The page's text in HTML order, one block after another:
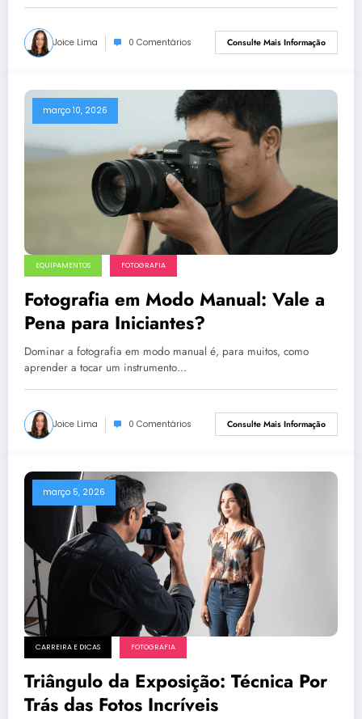
Joice Lima 0 Comentários Consulte Mais Informação
março 10, 2026
EQUIPAMENTOS FOTOGRAFIA
Fotografia em Modo Manual: Vale a
Pena para Iniciantes?
Dominar a fotografia em modo manual é, para muitos, como
aprender a tocar um instrumento…
Joice Lima 0 Comentários Consulte Mais Informação
março 5, 2026
CARREIRA E DICAS FOTOGRAFIA
Triângulo da Exposição: Técnica Por
Trás das Fotos Incríveis